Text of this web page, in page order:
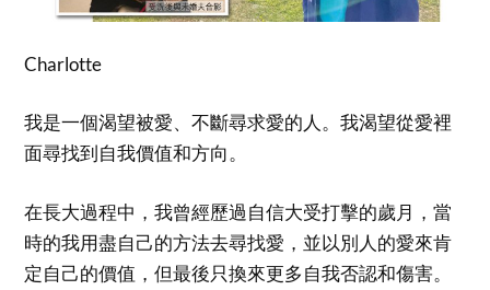
Charlotte
我是一個渴望被愛、不斷尋求愛的人。我渴望從愛裡
面尋找到自我價值和方向。
在長大過程中，我曾經歷過自信大受打擊的歲月，當
時的我用盡自己的方法去尋找愛，並以別人的愛來肯
定自己的價值，但最後只換來更多自我否認和傷害。